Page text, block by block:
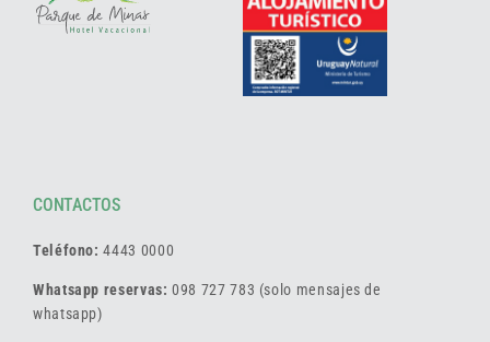
CONTACTOS
Teléfono: 4443 0000
Whatsapp reservas: 098 727 783 (solo mensajes de
whatsapp)